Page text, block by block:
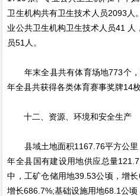
卫生机构共有卫生技术人员2093人
业公共卫生机构卫生技术人员41 人
员51人。
年末全县共有体育场地773个，
年全县共获得各类体育赛事奖牌14枚
十二、资源、环境和安全生产
县域土地面积1167.76平方公里
年全县国有建设用地供应总量
中，工矿仓储用地39.53公顷，增
增长686.7%;基础设施用地68.1公顷